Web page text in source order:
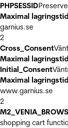
PHPSESSID
Maximal lagringstid
garnius.se
2
Cross_Consent
Maximal lagringstid
Initial_Consent
Maximal lagringstid
www.garnius.se
2
shopping cart